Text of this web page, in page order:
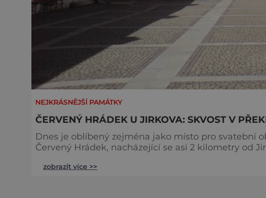
NEJKRÁSNĚJŠÍ PAMÁTKY
ČERVENÝ HRÁDEK U JIRKOVA: SKVOST V
Dnes je oblíbený zejména jako místo pro svatební
Červený Hrádek, nacházející se asi 2 kilometry od
během komentovaného prohlídkového okruhu.
zobrazit více >>